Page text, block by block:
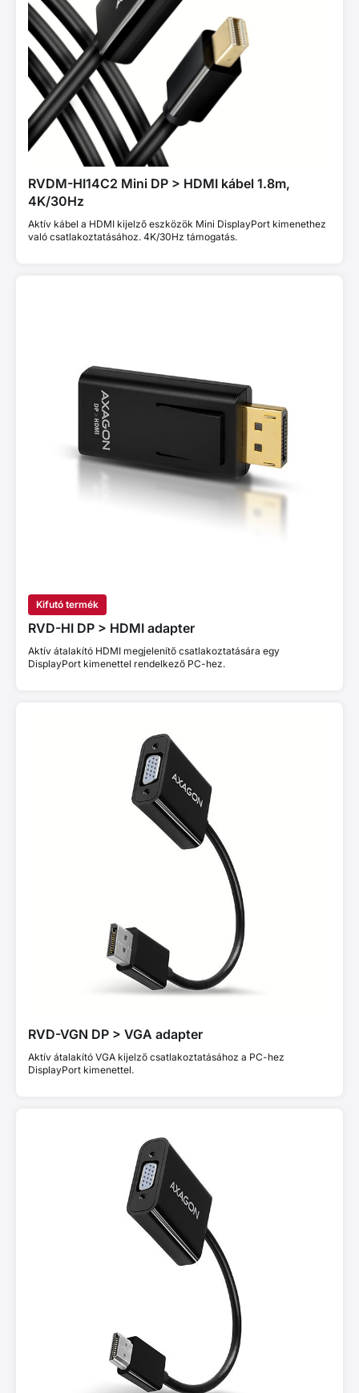
RVDM-HI14C2 Mini DP > HDMI kábel 1.8m,
4K/30Hz
Aktív kábel a HDMI kijelző eszközök Mini DisplayPort kimenethez
való csatlakoztatásához. 4K/30Hz támogatás.
Kifutó termék
RVD-HI DP > HDMI adapter
Aktív átalakító HDMI megjelenítő csatlakoztatására egy
DisplayPort kimenettel rendelkező PC-hez.
RVD-VGN DP > VGA adapter
Aktív átalakító VGA kijelző csatlakoztatásához a PC-hez
DisplayPort kimenettel.